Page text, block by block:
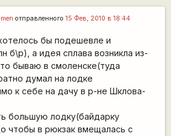
отправленного 15 Фев, 2010 в 18:44
бы подешевле и
б\р), а идея сплава возникла из-
бываю в смоленске(туда
думал на лодке
к себе на дачу в р-не Шклова-
большую лодку(байдарку
чтобы в рюкзак вмещалась с